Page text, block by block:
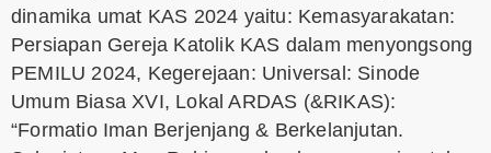
dinamika umat KAS 2024 yaitu: Kemasyarakatan:
Persiapan Gereja Katolik KAS dalam menyongsong
PEMILU 2024, Kegerejaan: Universal: Sinode
Umum Biasa XVI, Lokal ARDAS (&RIKAS):
“Formatio Iman Berjenjang & Berkelanjutan.